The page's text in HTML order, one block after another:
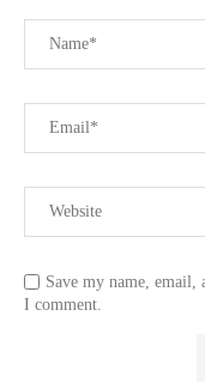
Save my name,
I comment.